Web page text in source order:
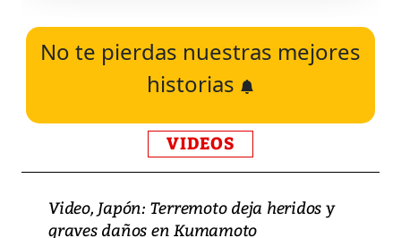
No te pierdas nuestras mejores
historias
VIDEOS
Video, Japón: Terremoto deja heridos y
graves daños en Kumamoto